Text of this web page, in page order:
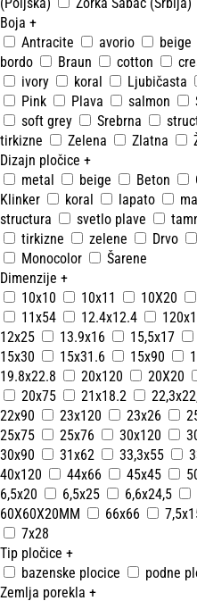
(Poljska)
Zorka Šabac (Srbija)
Boja +
Antracite
avorio beige
bordo
Braun cotton
ivory
koral Ljubičasta
Pink
Plava salmon
soft grey
Srebrna
tirkizne
Zelena Zlatna
Dizajn pločice +
metal
beige Beton
Klinker
koral lapato
structura
svetlo plave
tirkizne
zelene Drvo
Monocolor
Šarene
Dimenzije +
10x10
10x11 10X20
11x54
12.4x12.4
12x25
13.9x16 15,5x17
15x30
15x31.6 15x90
19.8x22.8
20x120 20X20
20x75
21x18.2
22x90
23x120 23x26
25x75
25x76 30x120
30x90
31x62 33,3x55
40x120
44x66 45x45
6,5x20
6,5x25 6,6x24,5
60X60X20MM
66x66
7x28
Tip pločice +
bazenske plocice
podne
Zemlja porekla +